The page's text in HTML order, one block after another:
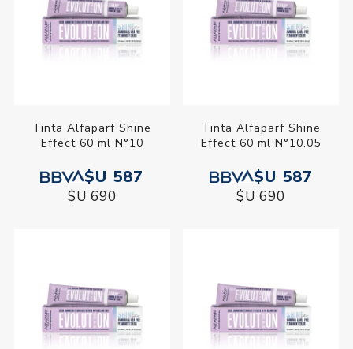
Tinta Alfaparf Shine
Effect 60 ml N°10
$U 587
$U 690
Tinta Alfaparf Shine
Effect 60 ml N°10.05
$U 587
$U 690